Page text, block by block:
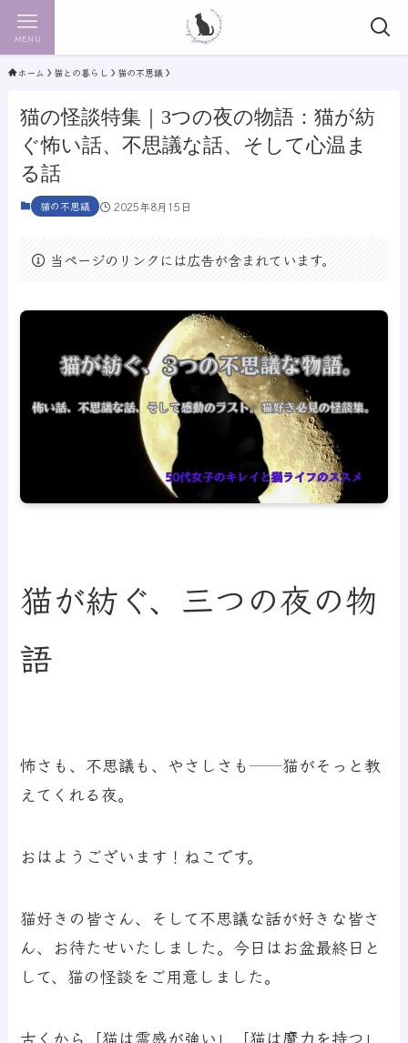
MENU
ホーム 猫との暮らし 猫の不思議
猫の怪談特集｜3つの夜の物語：猫が紡
ぐ怖い話、不思議な話、そして心温ま
る話
猫の不思議 2025年8月15日
当ページのリンクには広告が含まれています。
猫が紡ぐ、三つの夜の物
語
怖さも、不思議も、やさしさも──猫がそっと教
えてくれる夜。
おはようございます！ねこです。
猫好きの皆さん、そして不思議な話が好きな皆さ
ん、お待たせいたしました。今日はお盆最終日と
して、猫の怪談をご用意しました。
古くから「猫は霊感が強い」「猫は魔力を持つ」